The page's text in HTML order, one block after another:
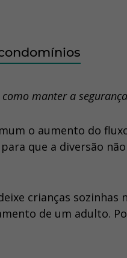
manter a
o aumento do
que a diversão
crianças
de um adulto.